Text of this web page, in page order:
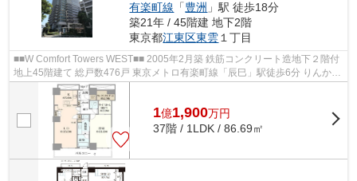
有楽町線 「豊洲 」駅 徒歩18分
築21年 / 45階建 地下2階
東京都江東区東雲 １丁目
■■W Comfort Towers WEST■■ 2005年2月築 鉄筋コンクリート造地下２階付
地上45階建て 総戸数476戸 東京メトロ有楽町線「辰巳」駅徒歩6分 りんかい
線「東雲」駅徒歩8分 ≪共用施設≫ フ...
1億1,900万円
37階 / 1LDK / 86.69㎡